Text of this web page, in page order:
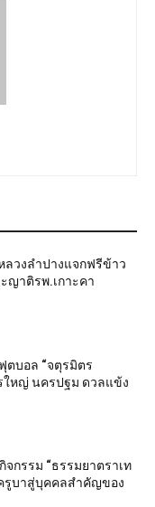
ลวงลำปางแจกฟรีข้าว
ญาติรพ.เกาะคา
ตบอล “จตุรมิตร
ใหญ่ นครปฐม ดวลแข้ง
กรรม “ธรรมยาตราเท
รูบาสู่บุคคลสำคัญของ